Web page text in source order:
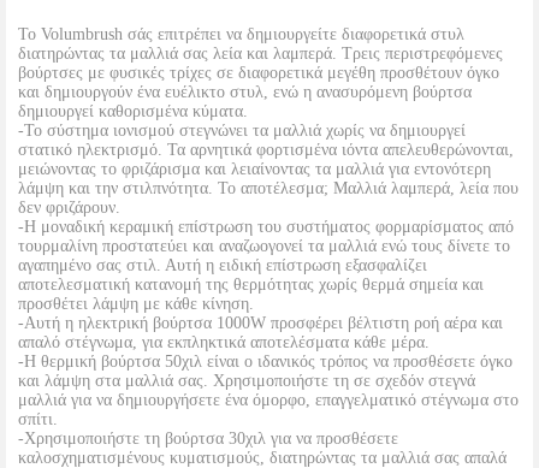
Το Volumbrush σάς επιτρέπει να δημιουργείτε διαφορετικά στυλ
διατηρώντας τα μαλλιά σας λεία και λαμπερά. Τρεις περιστρεφόμενες
βούρτσες με φυσικές τρίχες σε διαφορετικά μεγέθη προσθέτουν όγκο
και δημιουργούν ένα ευέλικτο στυλ, ενώ η ανασυρόμενη βούρτσα
δημιουργεί καθορισμένα κύματα.
-Το σύστημα ιονισμού στεγνώνει τα μαλλιά χωρίς να δημιουργεί
στατικό ηλεκτρισμό. Τα αρνητικά φορτισμένα ιόντα απελευθερώνονται,
μειώνοντας το φριζάρισμα και λειαίνοντας τα μαλλιά για εντονότερη
λάμψη και την στιλπνότητα. Το αποτέλεσμα; Μαλλιά λαμπερά, λεία που
δεν φριζάρουν.
-Η μοναδική κεραμική επίστρωση του συστήματος φορμαρίσματος από
τουρμαλίνη προστατεύει και αναζωογονεί τα μαλλιά ενώ τους δίνετε το
αγαπημένο σας στιλ. Αυτή η ειδική επίστρωση εξασφαλίζει
αποτελεσματική κατανομή της θερμότητας χωρίς θερμά σημεία και
προσθέτει λάμψη με κάθε κίνηση.
-Αυτή η ηλεκτρική βούρτσα 1000W προσφέρει βέλτιστη ροή αέρα και
απαλό στέγνωμα, για εκπληκτικά αποτελέσματα κάθε μέρα.
-Η θερμική βούρτσα 50χιλ είναι ο ιδανικός τρόπος να προσθέσετε όγκο
και λάμψη στα μαλλιά σας. Χρησιμοποιήστε τη σε σχεδόν στεγνά
μαλλιά για να δημιουργήσετε ένα όμορφο, επαγγελματικό στέγνωμα στο
σπίτι.
-Χρησιμοποιήστε τη βούρτσα 30χιλ για να προσθέσετε
καλοσχηματισμένους κυματισμούς, διατηρώντας τα μαλλιά σας απαλά